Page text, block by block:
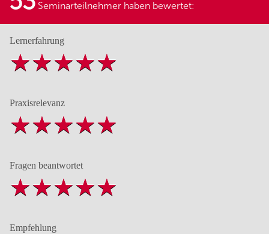
Seminarteilnehmer haben bewertet:
Lernerfahrung
Praxisrelevanz
Fragen beantwortet
Empfehlung